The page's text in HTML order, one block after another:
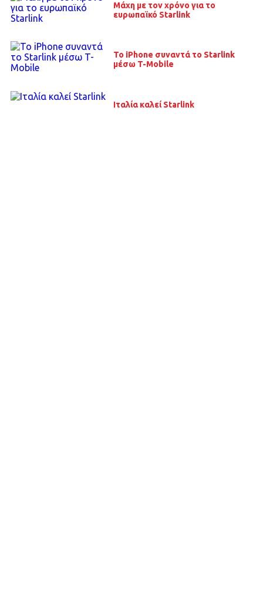
Μάχη με τον χρόνο για το
ευρωπαϊκό Starlink
Το iPhone συναντά το Starlink
μέσω T-Mobile
Ιταλία καλεί Starlink